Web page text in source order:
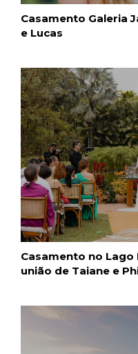
Casamento Galeria
e Lucas
Casamento no Lago
união de Taiane e